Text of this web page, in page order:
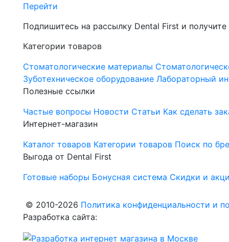
Перейти
Подпишитесь на рассылку Dental First и
Категории товаров
Стоматологические материалы
Зуботехническое оборудование Лабораторный
Полезные ссылки
Частые вопросы Новости Статьи Как сделать
Интернет-магазин
Каталог товаров Категории товаров Поиск по
Выгода от Dental First
Готовые наборы Бонусная система Скидки и
© 2010-2026 Политика конфиденциальности и
Разработка сайта: